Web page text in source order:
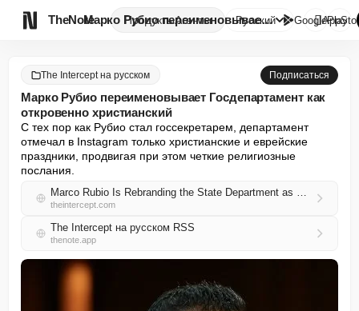
TheNote ПродуктыАгенты Марко Рубио переименовывает Го...
Русский GooglePlay

The Intercept на русском Подписаться
Марко Рубио переименовывает Госдепартамент как
откровенно христианский
С тех пор как Рубио стал госсекретарем, департамент
отмечал в Instagram только христианские и еврейские
праздники, продвигая при этом четкие религиозные
послания.
Marco Rubio Is Rebranding the State Department as Explicitly Christian
theintercept.com
The Intercept на русском RSS
thenote.app